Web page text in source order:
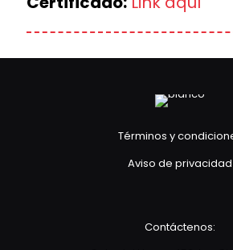
Términos y
Aviso de privacidad
Contáctenos: